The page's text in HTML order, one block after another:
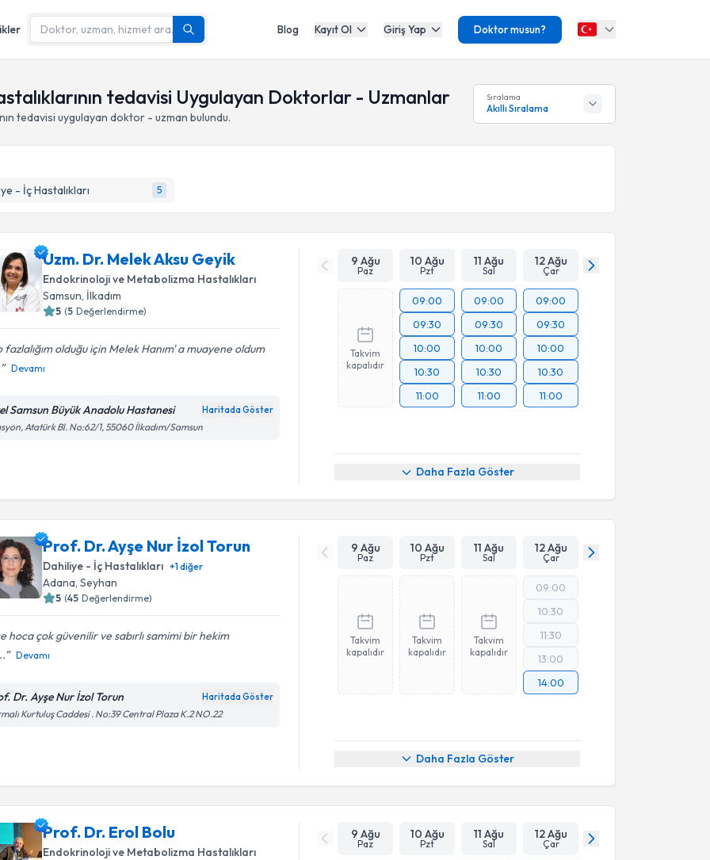
Blog Kayıt Ol Giriş Yap Doktor musun?
tedavisi Uygulayan Doktorlar - Uzmanlar
tedavisi uygulayan doktor - uzman bulundu.
Sıralama
Akıllı Sıralama
- İç Hastalıkları 5
Uzm. Dr. Melek Aksu Geyik
Endokrinoloji ve Metabolizma Hastalıkları
Samsun, İlkadım
5 (5 Değerlendirme)
fazlalığım olduğu için Melek Hanım' a muayene oldum
Devamı
Samsun Büyük Anadolu Hastanesi Haritada Göster
Atatürk Bl. No:62/1, 55060 İlkadım/Samsun
9 Ağu
Paz
10 Ağu
Pzt
11 Ağu
Sal
12 Ağu
Çar
Takvim
kapalıdır
09:00
09:30
10:00
10:30
11:00
09:00
09:30
10:00
10:30
11:00
09:00
09:30
10:00
10:30
11:00
Daha Fazla Göster
Prof. Dr. Ayşe Nur İzol Torun
Dahiliye - İç Hastalıkları +1diğer
Adana ,Seyhan
5 (45 Değerlendirme)
hoca çok güvenilir ve sabırlı samimi bir hekim
Devamı
Dr. Ayşe Nur İzol Torun Haritada Göster
Kurtuluş Caddesi . No:39 Central Plaza K.2 NO.22
9 Ağu
Paz
10 Ağu
Pzt
11 Ağu
Sal
12 Ağu
Çar
Takvim
kapalıdır
Takvim
kapalıdır
Takvim
kapalıdır
09:00
10:30
11:30
13:00
14:00
Daha Fazla Göster
Prof. Dr. Erol Bolu
Endokrinoloji ve Metabolizma Hastalıkları
9 Ağu
Paz
10 Ağu
Pzt
11 Ağu
Sal
12 Ağu
Çar